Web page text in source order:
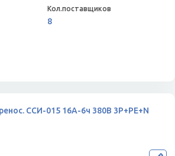
8
ССИ-015 16А-6ч 380В 3P+PE+N